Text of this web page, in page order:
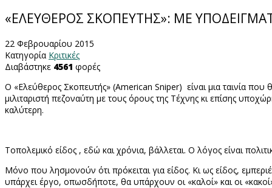
«ΕΛΕΥΘΕΡΟΣ ΣΚΟΠΕΥΤΗΣ»: ΜΕ
22 Φεβρουαρίου 2015
Κατηγορία Κριτικές
Διαβάστηκε 4561 φορές
Ο «Ελεύθερος Σκοπευτής» (American Sniper) είναι μια ταινία
μιλιταριστή πεζοναύτη με τους όρους της Τέχνης κι επίσης
καλύτερη.
Toπολεμικό είδος , εδώ και χρόνια, βάλλεται. Ο λόγος είναι
Μόνο που λησμονούν ότι πρόκειται για είδος. Κι ως είδος,
υπάρχει έργο, οπωσδήποτε, θα υπάρχουν οι «καλοί» και οι